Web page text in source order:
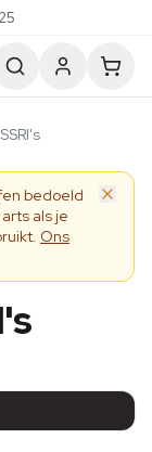
bedoeld
als je
Ons